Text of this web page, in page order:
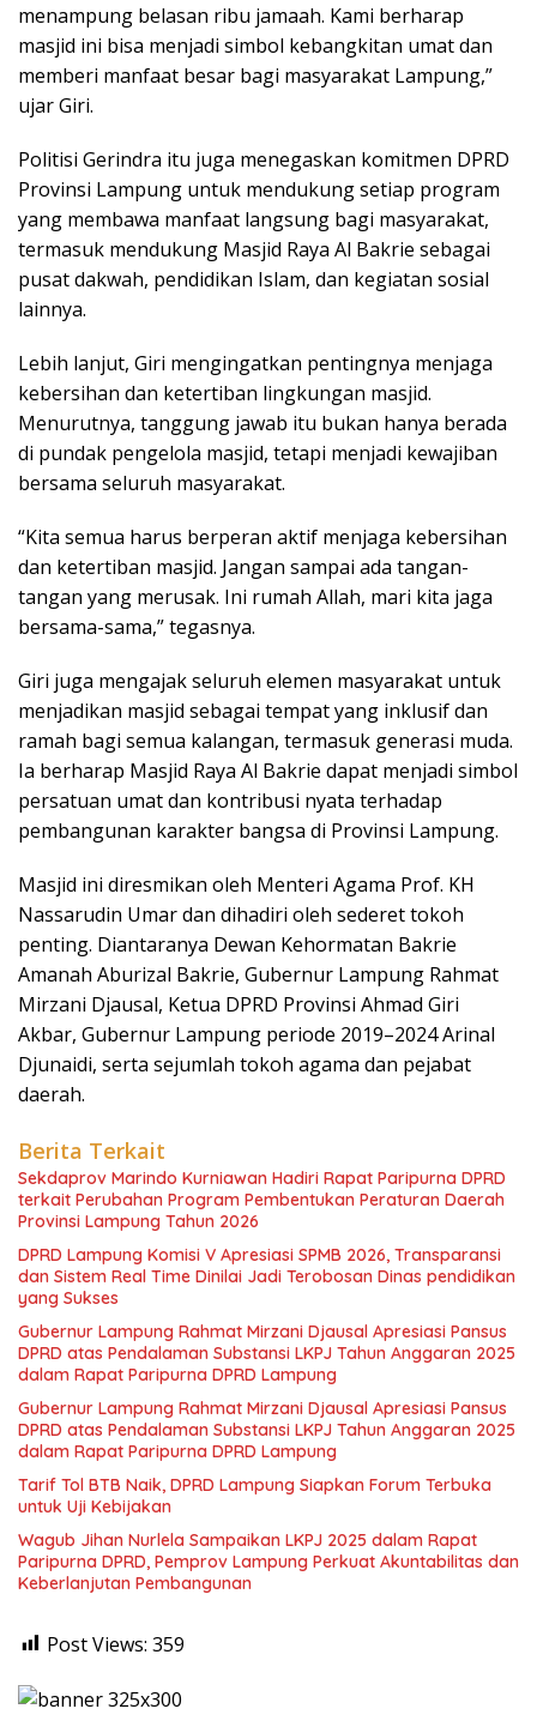
menampung belasan ribu jamaah. Kami berharap
masjid ini bisa menjadi simbol kebangkitan umat dan
memberi manfaat besar bagi masyarakat Lampung,”
ujar Giri.
Politisi Gerindra itu juga menegaskan komitmen DPRD
Provinsi Lampung untuk mendukung setiap program
yang membawa manfaat langsung bagi masyarakat,
termasuk mendukung Masjid Raya Al Bakrie sebagai
pusat dakwah, pendidikan Islam, dan kegiatan sosial
lainnya.
Lebih lanjut, Giri mengingatkan pentingnya menjaga
kebersihan dan ketertiban lingkungan masjid.
Menurutnya, tanggung jawab itu bukan hanya berada
di pundak pengelola masjid, tetapi menjadi kewajiban
bersama seluruh masyarakat.
“Kita semua harus berperan aktif menjaga kebersihan
dan ketertiban masjid. Jangan sampai ada tangan-
tangan yang merusak. Ini rumah Allah, mari kita jaga
bersama-sama,” tegasnya.
Giri juga mengajak seluruh elemen masyarakat untuk
menjadikan masjid sebagai tempat yang inklusif dan
ramah bagi semua kalangan, termasuk generasi muda.
Ia berharap Masjid Raya Al Bakrie dapat menjadi simbol
persatuan umat dan kontribusi nyata terhadap
pembangunan karakter bangsa di Provinsi Lampung.
Masjid ini diresmikan oleh Menteri Agama Prof. KH
Nassarudin Umar dan dihadiri oleh sederet tokoh
penting. Diantaranya Dewan Kehormatan Bakrie
Amanah Aburizal Bakrie, Gubernur Lampung Rahmat
Mirzani Djausal, Ketua DPRD Provinsi Ahmad Giri
Akbar, Gubernur Lampung periode 2019–2024 Arinal
Djunaidi, serta sejumlah tokoh agama dan pejabat
daerah.
Berita Terkait
Sekdaprov Marindo Kurniawan Hadiri Rapat Paripurna DPRD
terkait Perubahan Program Pembentukan Peraturan Daerah
Provinsi Lampung Tahun 2026
DPRD Lampung Komisi V Apresiasi SPMB 2026, Transparansi
dan Sistem Real Time Dinilai Jadi Terobosan Dinas pendidikan
yang Sukses
Gubernur Lampung Rahmat Mirzani Djausal Apresiasi Pansus
DPRD atas Pendalaman Substansi LKPJ Tahun Anggaran 2025
dalam Rapat Paripurna DPRD Lampung
Gubernur Lampung Rahmat Mirzani Djausal Apresiasi Pansus
DPRD atas Pendalaman Substansi LKPJ Tahun Anggaran 2025
dalam Rapat Paripurna DPRD Lampung
Tarif Tol BTB Naik, DPRD Lampung Siapkan Forum Terbuka
untuk Uji Kebijakan
Wagub Jihan Nurlela Sampaikan LKPJ 2025 dalam Rapat
Paripurna DPRD, Pemprov Lampung Perkuat Akuntabilitas dan
Keberlanjutan Pembangunan
Post Views: 359